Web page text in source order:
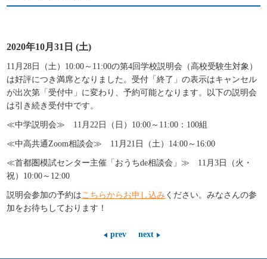
2020年10月31日 (土)
11 月28日（土）10:00～11:00の第4回学校説明会（高校受験生対象）
は好評につき満席となりました。受付「終了」の表示はキャンセル
が出次第「受付中」に変わり、予約可能となります。以下の説明会
は引き続き受付中です。
≪中学説明会≫ 11月22日（日）10:00～11:00：100組
≪中高共通Zoom相談会≫ 11月21日（土）14:00～16:00
≪首都圏模試センター主催「おうちde相談会」≫ 11月3日（火・
祝）10:00～12:00
説明会参加の予約はこちらからお申し込み ください。みなさんの参
加をお待ちしております！
prev next